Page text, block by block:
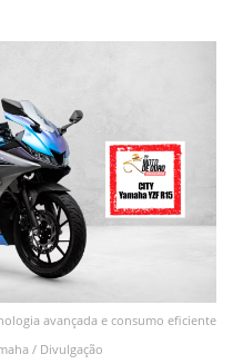
avançada e consumo eficiente
/ Divulgação